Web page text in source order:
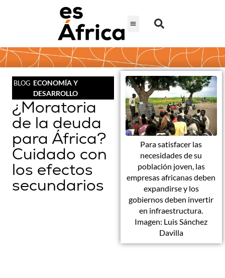
BLOG ECONOMÍA Y
DESARROLLO
¿Moratoria
de la deuda
para África?
Cuidado con
los efectos
secundarios
Para satisfacer las
necesidades de su
población joven, las
empresas africanas deben
expandirse y los
gobiernos deben invertir
en infraestructura.
Imagen: Luis Sánchez
Davilla